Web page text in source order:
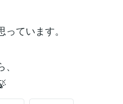
ています。